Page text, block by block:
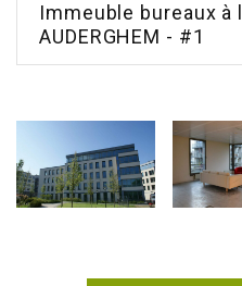
Immeuble bureaux à
AUDERGHEM - #1